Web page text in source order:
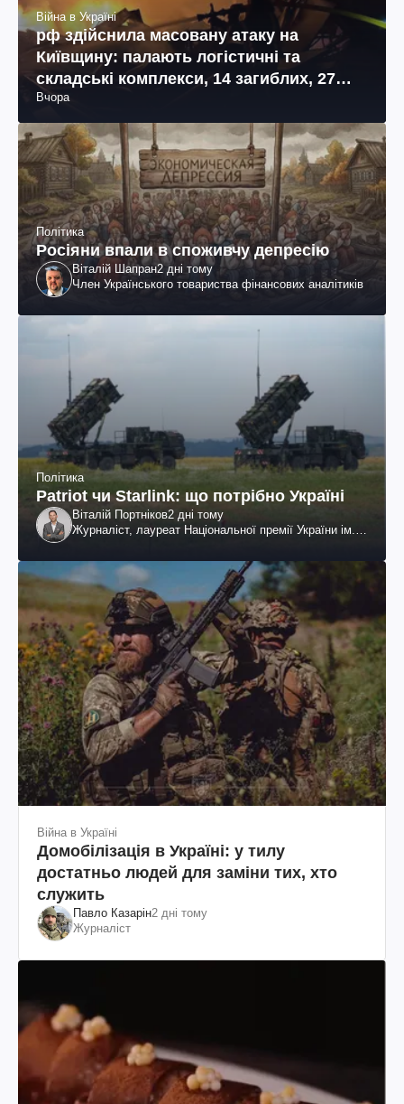
Війна в Україні
рф здійснила масовану атаку на
Київщину: палають логістичні та
складські комплекси, 14 загиблих, 27
поранених (фото, відео)
Вчора
Політика
Росіяни впали в споживчу депресію
Віталій Шапран2 дні тому
Член Українського товариства фінансових аналітиків
Політика
Patriot чи Starlink: що потрібно Україні
Віталій Портніков2 дні тому
Журналіст, лауреат Національної премії України ім.
Війна в Україні
Домобілізація в Україні: у тилу
достатньо людей для заміни тих, хто
служить
Павло Казарін2 дні тому
Журналіст